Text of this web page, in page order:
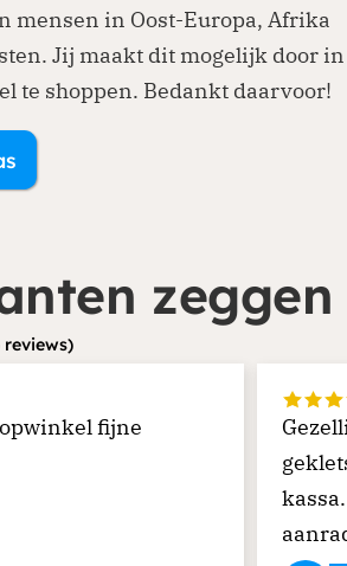
mensen in Oost-Europa, Afrika
Jij maakt dit mogelijk door in
te shoppen. Bedankt daarvoor!
zeggen
reviews)
fijne